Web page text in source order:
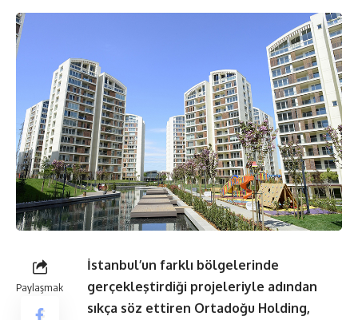
Paylaşmak
İstanbul’un farklı bölgelerinde
gerçekleştirdiği projeleriyle adından
sıkça söz ettiren Ortadoğu Holding,